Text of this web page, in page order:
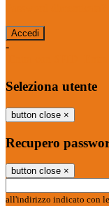
-
Seleziona utente
button close ×
Recupero
button close ×
all'indirizzo indicato con